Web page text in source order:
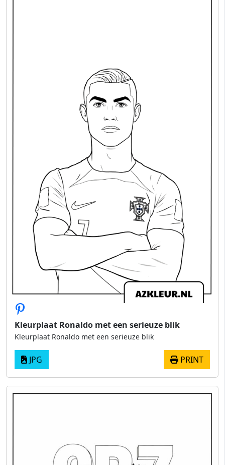
Kleurplaat Ronaldo met een serieuze blik
Kleurplaat Ronaldo met een serieuze blik
JPG PRINT